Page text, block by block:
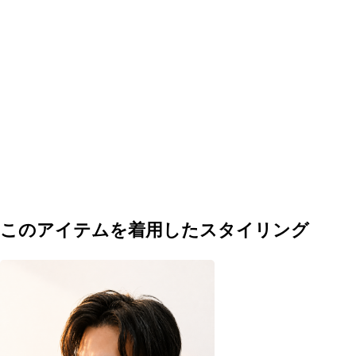
このアイテムを着用したスタイリング